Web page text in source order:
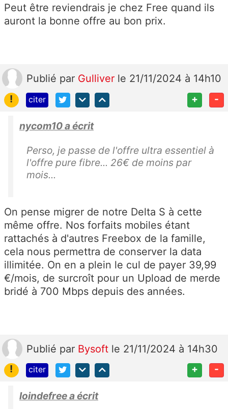
Peut être reviendrais je chez Free quand ils
auront la bonne offre au bon prix.
Publié par Gulliver le 21/11/2024 à 14h10
!
citer + -
nycom10 a écrit
Perso, je passe de l'offre ultra essentiel à
l'offre pure fibre... 26€ de moins par
mois...
On pense migrer de notre Delta S à cette
même offre. Nos forfaits mobiles étant
rattachés à d'autres Freebox de la famille,
cela nous permettra de conserver la data
illimitée. On en a plein le cul de payer 39,99
€/mois, de surcroît pour un Upload de merde
bridé à 700 Mbps depuis des années.
Publié par Bysoft le 21/11/2024 à 14h30
!
citer + -
loindefree a écrit